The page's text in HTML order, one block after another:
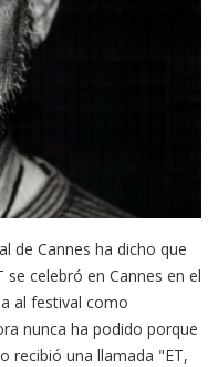
de Cannes ha dicho que
celebró en Cannes en el
al festival como
nunca ha podido porque
recibió una llamada "ET,